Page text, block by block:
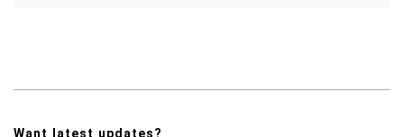
Want latest updates?